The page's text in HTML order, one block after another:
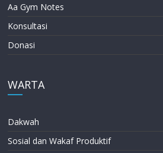
Aa Gym Notes
Konsultasi
Donasi
WARTA
Dakwah
Sosial dan Wakaf Produktif